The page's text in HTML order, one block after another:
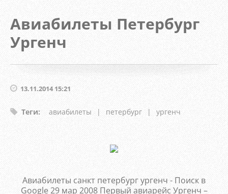
Авиабилеты Петербург
Ургенч
13.11.2014 15:21
Теги: авиабилеты | петербург | ургенч
Авиабилеты санкт петербург ургенч - Поиск в
Google 29 мар 2008 Первый авиарейс Ургенч –